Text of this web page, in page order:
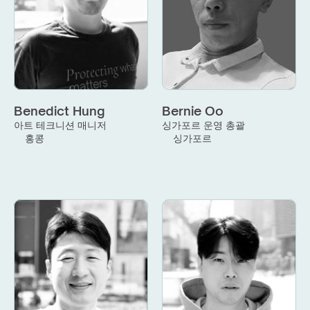
Benedict Hung
아트 테크니션 매니저
홍콩
Bernie Oo
싱가포르 운영 총괄
싱가포르